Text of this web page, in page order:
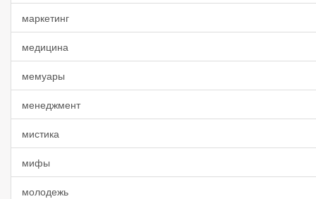
маркетинг
медицина
мемуары
менеджмент
мистика
мифы
молодежь